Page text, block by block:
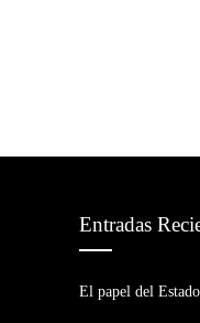
Entradas
El papel del